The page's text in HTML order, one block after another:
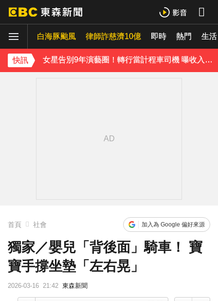
白海豚颱風 律師詐慈濟10億 即時 熱門 生活
快訊
首頁 社會 加入為 Google 偏好來源
獨家／嬰兒「背後面」騎車！ 寶
寶手撐坐墊「左右晃」
2026-03-16 21:42 東森新聞